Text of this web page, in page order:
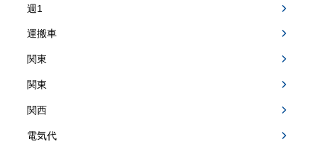
週1
運搬車
関東
関東
関西
電気代